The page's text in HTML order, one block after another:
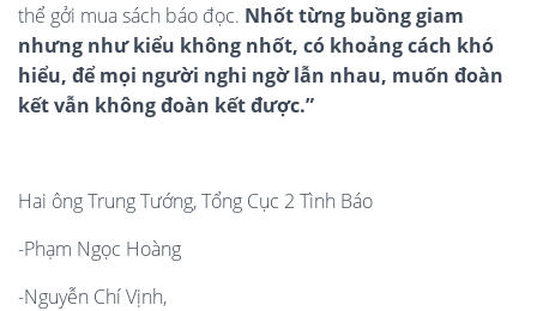
thể gởi mua sách báo đọc. Nhốt từng buồng giam
nhưng như kiểu không nhốt, có khoảng cách khó
hiểu, để mọi người nghi ngờ lẫn nhau, muốn đoàn
kết vẫn không đoàn kết được.”
Hai ông Trung Tướng, Tổng Cục 2 Tình Báo
-Phạm Ngọc Hoàng
-Nguyễn Chí Vịnh,